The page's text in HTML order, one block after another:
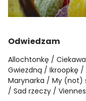
Odwiedzam
Allochtonkę
Gwiezdną
Ikroopkę
Marynarka
My (not)
Sad rzeczy